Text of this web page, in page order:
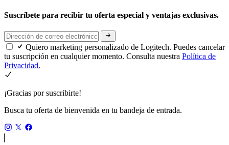
Suscríbete para recibir tu oferta especial y ventajas exclusivas.
Quiero marketing personalizado de Logitech. Puedes cancelar
tu suscripción en cualquier momento. Consulta nuestra Política de
Privacidad.
¡Gracias por suscribirte!
Busca tu oferta de bienvenida en tu bandeja de entrada.